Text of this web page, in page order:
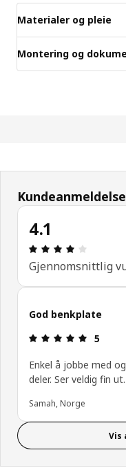
Materialer og pleie
Montering og
4.1
Gjennomsnittlig
God benkplate
5
Enkel å jobbe med
deler. Ser veldig fin
Samah, Norge
Vis